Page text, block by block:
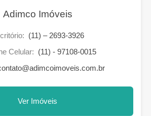
Adimco Imóveis
(11) – 2693-3926
Celular: (11) - 97108-0015
Ver Imóveis